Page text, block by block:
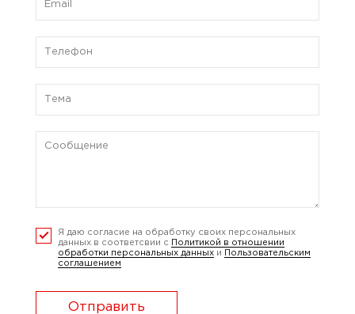
Я даю согласие на обработку своих персональных
данных в соответсвии с
Политикой в отношении
обработки персональных данных и
Пользовательским
соглашением
Отправить